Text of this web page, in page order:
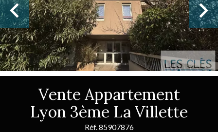
Vente Appartement
Lyon 3ème La Villette
Réf. 85907876